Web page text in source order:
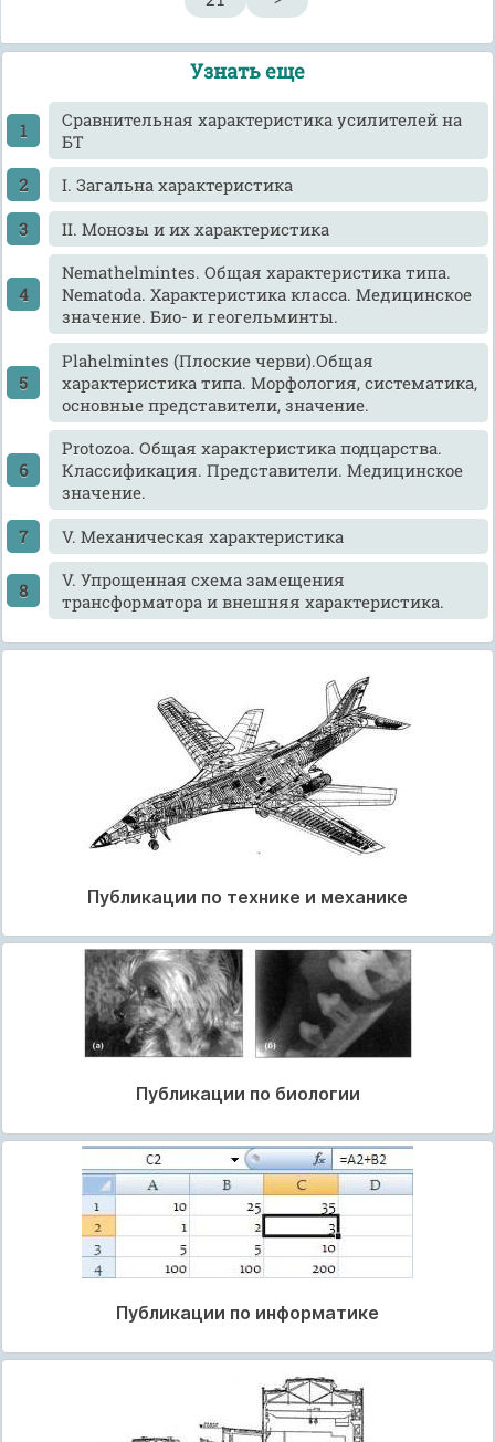
Узнать еще
Cравнительная характеристика усилителей на
БТ
I. Загальна характеристика
II. Монозы и их характеристика
Nemathelmintes. Общая характеристика типа.
Nematoda. Характеристика класса. Медицинское
значение. Био- и геогельминты.
Plahelmintes (Плоские черви).Общая
характеристика типа. Морфология, систематика,
основные представители, значение.
Protozoa. Общая характеристика подцарства.
Классификация. Представители. Медицинское
значение.
V. Механическая характеристика
V. Упрощенная схема замещения
трансформатора и внешняя характеристика.
Публикации по технике и механике
Публикации по биологии
Публикации по информатике